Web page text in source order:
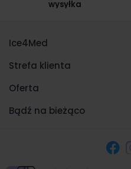
wysyłka
Ice4Med
Strefa klienta
Oferta
Bądź na bieżąco